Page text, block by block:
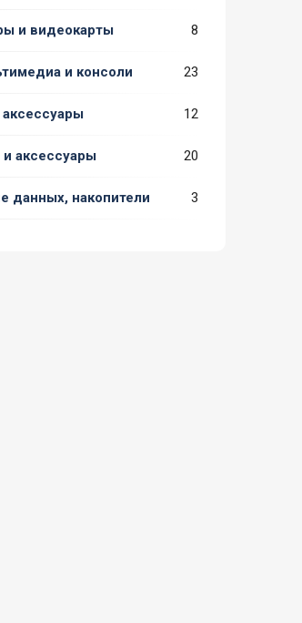
и видеокарты 8
и консоли 23
12
аксессуары 20
данных, накопители 3